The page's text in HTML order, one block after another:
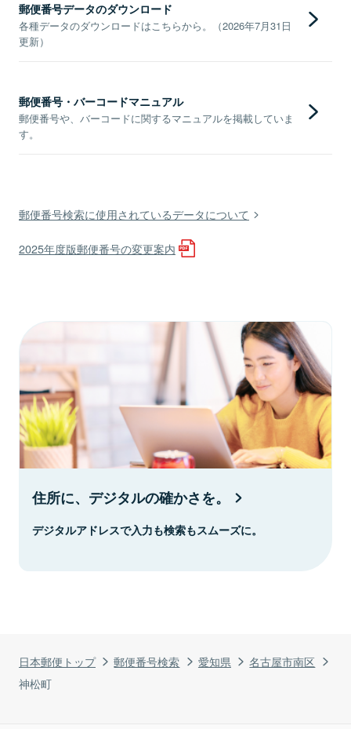
日本郵便トップ 郵便番号検索 愛知県
名古屋市南区
神松町
郵便番号データのダウンロード
各種データのダウンロードはこちらから。（2026年7月31日
更新）
郵便番号・バーコードマニュアル
郵便番号や、バーコードに関するマニュアルを掲載していま
す。
郵便番号検索に使用されているデータについて
2025年度版郵便番号の変更案内
住所に、デジタルの確かさを。
デジタルアドレスで入力も検索もスムーズに。